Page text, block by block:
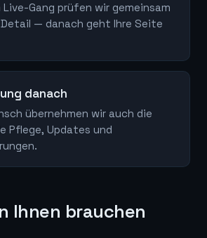
Live-Gang prüfen wir gemeinsam
Detail — danach geht Ihre Seite
danach
übernehmen wir auch die
Pflege, Updates und
Ihnen brauchen